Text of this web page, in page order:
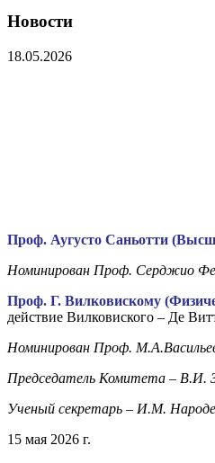
Новости
18.05.2026
Проф. Аугусто Саньотти
Номинирован Проф. Серджио
Проф. Г. Вилковискому
действие Вилковиского – Де
Номинирован Проф.
Председатель Комитета – В.И.
Ученый секретарь – И.М.
15 мая 2026 г.